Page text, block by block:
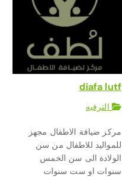
diafa lutf
الترفيه
مركز ضيافة الاطفال مجهز
للمواليد للاطفال من سن
الولادة الى سن الخمس
سنوات او ست سنوات